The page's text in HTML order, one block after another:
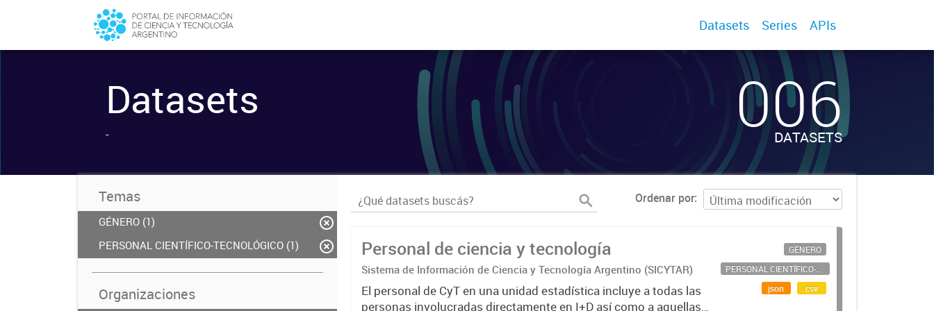
Datasets Series APIs
Datasets
- 006
DATASETS
Temas
GÉNERO (1)
PERSONAL CIENTÍFICO-TECNOLÓGICO (1)
Organizaciones
Ordenar por
Personal de ciencia y tecnología
Sistema de Información de Ciencia y Tecnología Argentino (SICYTAR)
El personal de CyT en una unidad estadística incluye a todas las
personas involucradas directamente en I+D así como a aquellas
GÉNERO
PERSONAL CIENTÍFICO-TECNOLÓGICO
json
csv